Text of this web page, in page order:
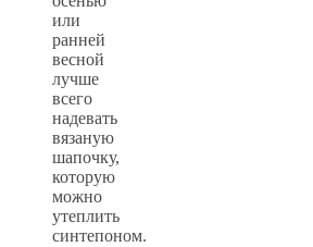
или
ранней
весной
лучше
всего
надевать
вязаную
шапочку,
которую
можно
утеплить
синтепоном.